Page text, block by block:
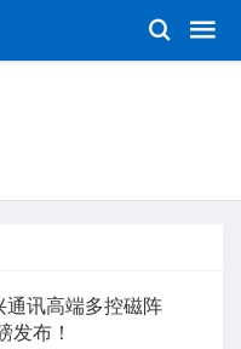
通讯高端多控磁阵
发布！